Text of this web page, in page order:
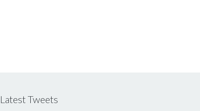
Latest Tweets